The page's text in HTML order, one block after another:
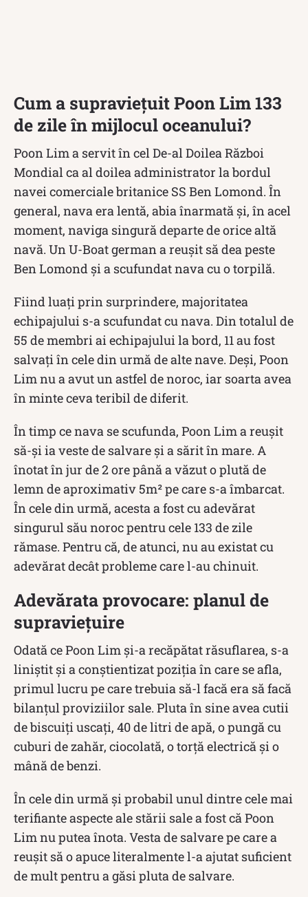
Cum a supraviețuitPoon Lim133
de zile în mijlocul oceanului?
Poon Lim a servit în cel De-al Doilea Război
Mondial ca al doilea administrator la bordul
navei comerciale britanice SS Ben Lomond. În
general, nava era lentă, abia înarmată și, în acel
moment, naviga singură departe de orice altă
navă. Un U-Boat german a reușit să dea peste
Ben Lomond și a scufundat nava cu o torpilă.
Fiind luați prin surprindere, majoritatea
echipajului s-a scufundat cu nava. Din totalul de
55 de membri ai echipajului la bord, 11 au fost
salvați în cele din urmă de alte nave. Deși, Poon
Lim nu a avut un astfel de noroc, iar soarta avea
în minte ceva teribil de diferit.
În timp ce nava se scufunda, Poon Lim a reușit
să-și ia veste de salvare și a sărit în mare. A
înotat în jur de 2 ore până a văzut o plută de
lemn de aproximativ 5m² pe care s-a îmbarcat.
În cele din urmă, acesta a fost cu adevărat
singurul său noroc pentru cele 133 de zile
rămase. Pentru că, de atunci, nu au existat cu
adevărat decât probleme care l-au chinuit.
Adevărata provocare: planul de
supraviețuire
Odată ce Poon Lim și-a recăpătat răsuflarea, s-a
liniștit și a conștientizat poziția în care se afla,
primul lucru pe care trebuia să-l facă era să facă
bilanțul proviziilor sale. Pluta în sine avea cutii
de biscuiți uscați, 40 de litri de apă, o pungă cu
cuburi de zahăr, ciocolată, o torță electrică și o
mână de benzi.
În cele din urmă și probabil unul dintre cele mai
terifiante aspecte ale stării sale a fost că Poon
Lim nu putea înota. Vesta de salvare pe care a
reușit să o apuce literalmente l-a ajutat suficient
de mult pentru a găsi pluta de salvare.